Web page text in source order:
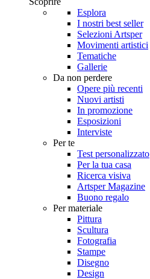
Esplora
I nostri best seller
Selezioni Artsper
Movimenti artistici
Tematiche
Gallerie
Da non perdere
Opere più recenti
Nuovi artisti
In promozione
Esposizioni
Interviste
Per te
Test personalizzato
Per la tua casa
Ricerca visiva
Artsper Magazine
Buono regalo
Per materiale
Pittura
Scultura
Fotografia
Stampe
Disegno
Design